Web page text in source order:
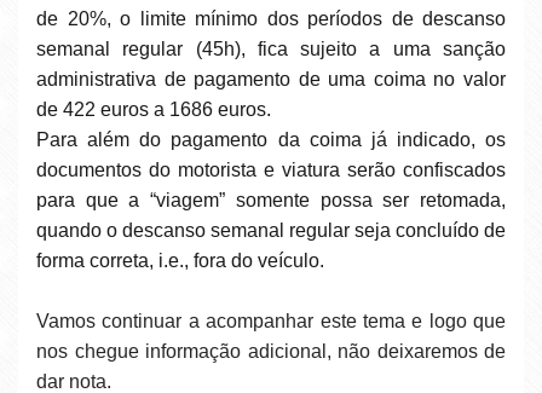
de 20%, o limite mínimo dos períodos de descanso
semanal regular (45h), fica sujeito a uma sanção
administrativa de pagamento de uma coima no valor
de 422 euros a 1686 euros.
Para além do pagamento da coima já indicado, os
documentos do motorista e viatura serão confiscados
para que a “viagem” somente possa ser retomada,
quando o descanso semanal regular seja concluído de
forma correta, i.e., fora do veículo.
Vamos continuar a acompanhar este tema e logo que
nos chegue informação adicional, não deixaremos de
dar nota.